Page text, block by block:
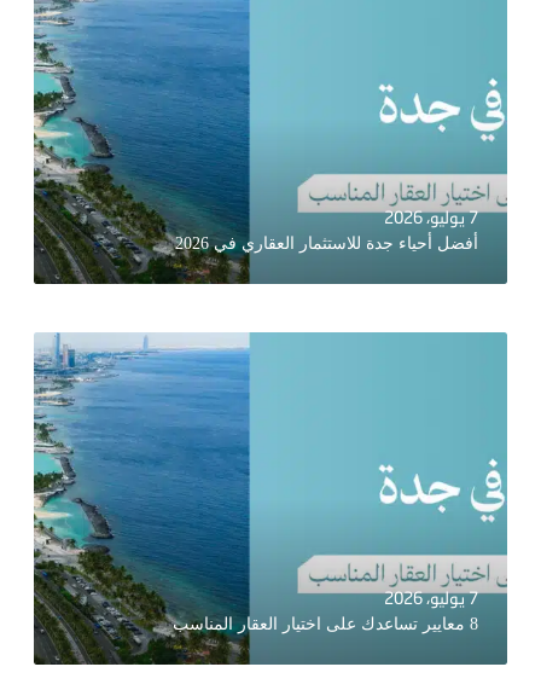
7 يوليو، 2026
أفضل أحياء جدة للاستثمار العقاري في 2026
7 يوليو، 2026
8 معايير تساعدك على اختيار العقار المناسب